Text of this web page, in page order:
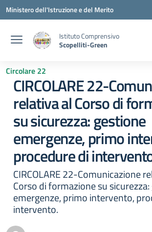
Vai ai contenuti
Vai al menu di navigazione
Vai al footer
Ministero dell'Istruzione e del Merito
Istituto Comprensivo
Scopelliti-Green
Circolare 22
CIRCOLARE 22-
relativa al Corso di
su sicurezza: gestione
emergenze, primo
procedure di
CIRCOLARE 22-Comunicazione
Corso di formazione su
emergenze, primo intervento,
intervento.